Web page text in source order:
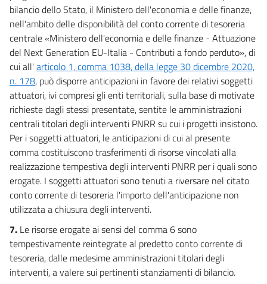
30 quinquies
30 sexies
Capo V
Personale e organizzazione delle pubbliche amministrazioni e servizio civile
31
31 bis
31 ter
32
33
34
34 bis
34 ter
35 bis
35 ter
36
bilancio dello Stato, il Ministero dell'economia e delle finanze,
nell'ambito delle disponibilità del conto corrente di tesoreria
centrale «Ministero dell'economia e delle finanze - Attuazione
del Next Generation EU-Italia - Contributi a fondo perduto», di
cui all' articolo 1, comma 1038, della legge 30 dicembre 2020,
n. 178, può disporre anticipazioni in favore dei relativi soggetti
attuatori, ivi compresi gli enti territoriali, sulla base di motivate
richieste dagli stessi presentate, sentite le amministrazioni
centrali titolari degli interventi PNRR su cui i progetti insistono.
Per i soggetti attuatori, le anticipazioni di cui al presente
comma costituiscono trasferimenti di risorse vincolati alla
realizzazione tempestiva degli interventi PNRR per i quali sono
erogate. I soggetti attuatori sono tenuti a riversare nel citato
conto corrente di tesoreria l'importo dell'anticipazione non
utilizzata a chiusura degli interventi.
7. Le risorse erogate ai sensi del comma 6 sono
tempestivamente reintegrate al predetto conto corrente di
tesoreria, dalle medesime amministrazioni titolari degli
interventi, a valere sui pertinenti stanziamenti di bilancio.